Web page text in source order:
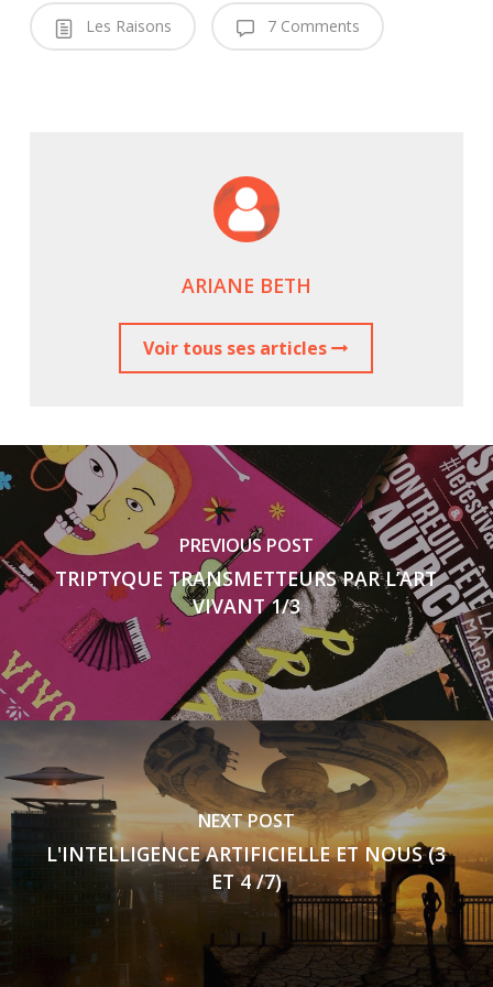
Les Raisons 7 Comments
ARIANE BETH
Voir tous ses articles
PREVIOUS POST
TRIPTYQUE TRANSMETTEURS PAR L’ART
VIVANT 1/3
NEXT POST
L'INTELLIGENCE ARTIFICIELLE ET NOUS (3
ET 4 /7)